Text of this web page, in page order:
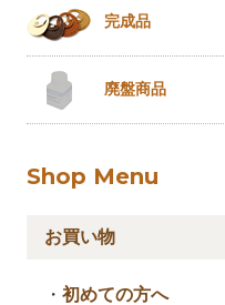
完成品
廃盤商品
Shop Menu
お買い物
・初めての方へ